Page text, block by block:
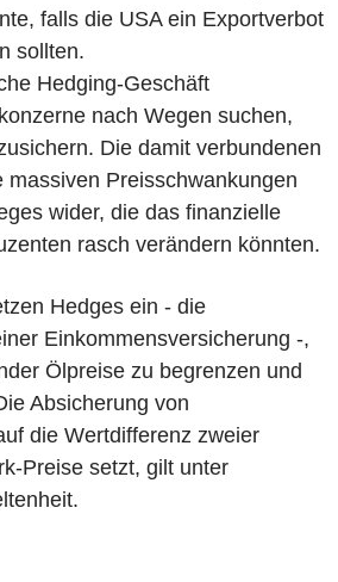
falls die USA ein Exportverbot
sollten.
Hedging-Geschäft
nach Wegen suchen,
Die damit verbundenen
massiven Preisschwankungen
wider, die das finanzielle
rasch verändern könnten.
Hedges ein - die
Einkommensversicherung -,
Ölpreise zu begrenzen und
Absicherung von
die Wertdifferenz zweier
Preise setzt, gilt unter